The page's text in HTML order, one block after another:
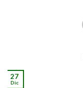
27
Dic